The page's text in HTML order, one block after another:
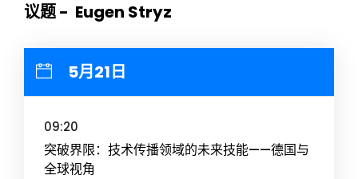
议题 - Eugen Stryz
5月21日
09:20
突破界限：技术传播领域的未来技能——德国与
全球视角